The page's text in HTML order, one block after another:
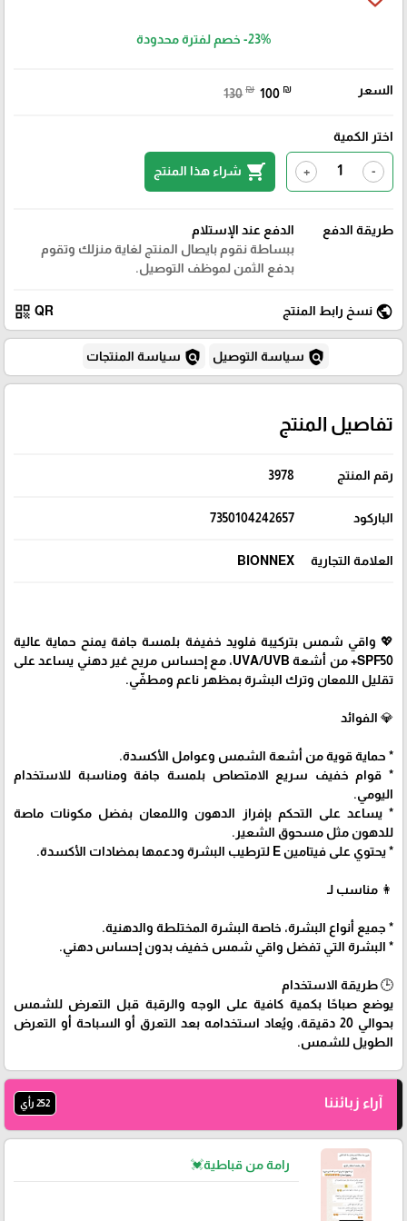
-23% خصم لفترة محدودة
السعر 130 ₪ 100 ₪
اختر الكمية
-
+
shopping_cart شراء هذا المنتج
طريقة الدفع
الدفع عند الإستلام
ببساطة نقوم بايصال المنتج لغاية منزلك وتقوم
بدفع الثمن لموظف التوصيل.
public نسخ رابط المنتج QR
qr_code
policy سياسة التوصيل policy سياسة المنتجات
تفاصيل المنتج
رقم المنتج 3978
الباركود 7350104242657
العلامة التجارية BIONNEX
💖 واقي شمس بتركيبة فلويد خفيفة بلمسة جافة يمنح حماية عالية
SPF50+ من أشعة UVA/UVB، مع إحساس مريح غير دهني يساعد على
تقليل اللمعان وترك البشرة بمظهر ناعم ومطفّي.
💎 الفوائد
* حماية قوية من أشعة الشمس وعوامل الأكسدة.
* قوام خفيف سريع الامتصاص بلمسة جافة ومناسبة للاستخدام
اليومي.
* يساعد على التحكم بإفراز الدهون واللمعان بفضل مكونات ماصة
للدهون مثل مسحوق الشعير.
* يحتوي على فيتامين E لترطيب البشرة ودعمها بمضادات الأكسدة.
👩 مناسب لـ
* جميع أنواع البشرة، خاصة البشرة المختلطة والدهنية.
* البشرة التي تفضل واقي شمس خفيف بدون إحساس دهني.
🕒 طريقة الاستخدام
يوضع صباحًا بكمية كافية على الوجه والرقبة قبل التعرض للشمس
بحوالي 20 دقيقة، ويُعاد استخدامه بعد التعرق أو السباحة أو التعرض
الطويل للشمس.
آراء زبائننا 252 رأي
رامة من قباطية💓